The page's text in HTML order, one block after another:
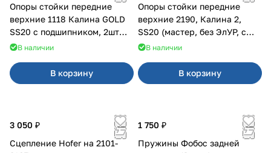
Опоры стойки передние
верхние 1118 Калина GOLD
SS20 с подшипником, 2шт
10115
В наличии
В корзину
Опоры стойки передние
верхние 2190, Калина 2,
SS20 (мастер, без ЭлУР, с
подшипником) 2шт 10122
В наличии
В корзину
3 050 ₽
Сцепление Hofer на 2101-
1 750 ₽
Пружины Фобос задней